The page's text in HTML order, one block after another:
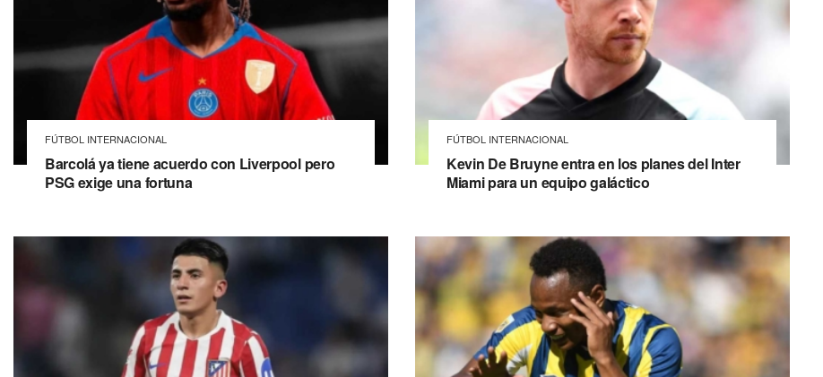
FÚTBOL INTERNACIONAL
Barcolá ya tiene acuerdo con Liverpool pero
PSG exige una fortuna
FÚTBOL INTERNACIONAL
Kevin De Bruyne entra en los planes del Inter
Miami para un equipo galáctico